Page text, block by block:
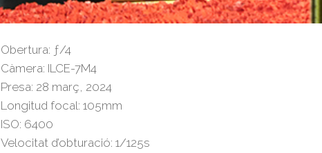
Obertura: ƒ/4
Càmera: ILCE-7M4
Presa: 28 març, 2024
Longitud focal: 105mm
ISO: 6400
Velocitat d’obturació: 1/125s